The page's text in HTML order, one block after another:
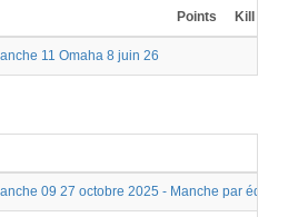
Points Kill
11 Omaha 8 juin 26
09 27 octobre 2025 - Manche par équipe